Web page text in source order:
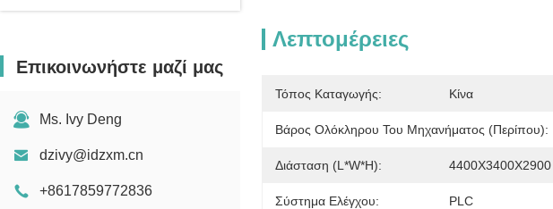
Επικοινωνήστε μαζί μας
Ms. Ivy Deng
dzivy@idzxm.cn
+8617859772836
Λεπτομέρειες
Τόπος Καταγωγής: Κίνα
Βάρος Ολόκληρου Του Μηχανήματος (περίπου):
Διάσταση (l*w*h): 4400X3400X2900
Σύστημα Ελέγχου: PLC